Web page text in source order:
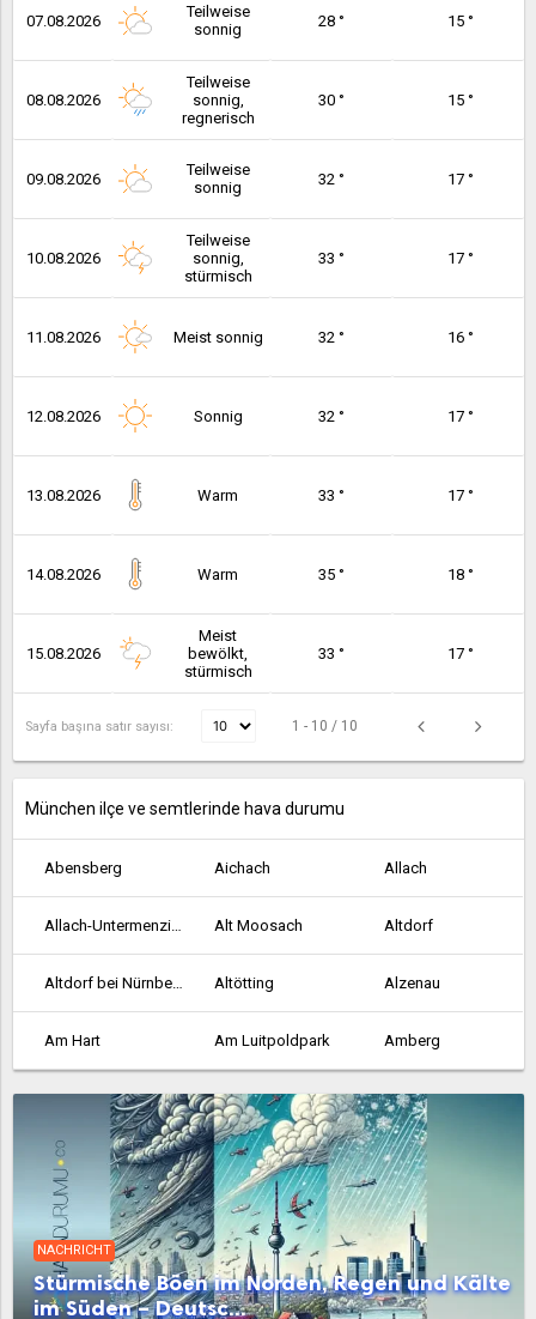
07.08.2026
Teilweise
sonnig
28 ° 15 °
08.08.2026
Teilweise
sonnig,
regnerisch
30 ° 15 °
09.08.2026
Teilweise
sonnig
32 ° 17 °
10.08.2026
Teilweise
sonnig,
stürmisch
33 ° 17 °
11.08.2026 Meist sonnig 32 ° 16 °
12.08.2026 Sonnig 32 ° 17 °
13.08.2026 Warm 33 ° 17 °
14.08.2026 Warm 35 ° 18 °
15.08.2026
Meist
bewölkt,
stürmisch
33 ° 17 °
Sayfa başına satır sayısı: 1 - 10 / 10
München ilçe ve semtlerinde hava durumu
Abensberg Aichach Allach
Allach-Untermenzing Alt Moosach Altdorf
Altdorf bei Nürnberg Altötting Alzenau
Am Hart Am Luitpoldpark Amberg
Ansbach Aschaffenburg Au-Haidhausen
Aubing-Lochhausen-Langwied Aubing-Süd Augsburg
Bad Abbach Bad Aibling Bad Kissingen
Bad Neustadt an der Saale Bad Reichenhall Bamberg
NACHRICHT
Stürmische Böen im Norden, Regen und Kälte
im Süden – Deutsc...